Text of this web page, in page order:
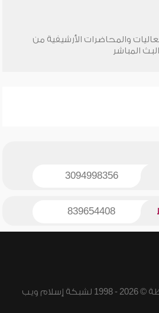
والمحاضرات الأرشيفية من
المباشر
3094998356
839654408
ويب